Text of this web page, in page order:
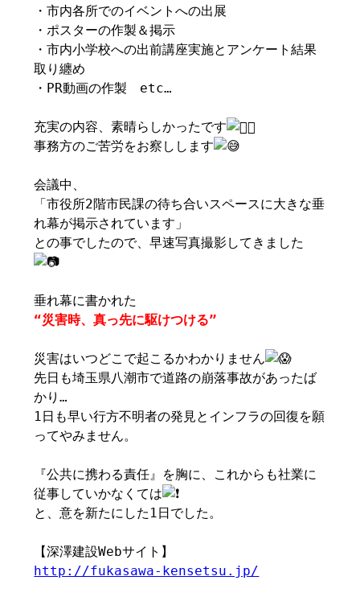
・市内各所でのイベントへの出展
・ポスターの作製＆掲示
・市内小学校への出前講座実施とアンケート結果
取り纏め
・PR動画の作製 etc…
充実の内容、素晴らしかったです
事務方のご苦労をお察しします
会議中、
「市役所2階市民課の待ち合いスペースに大きな垂
れ幕が掲示されています」
との事でしたので、早速写真撮影してきました
垂れ幕に書かれた
“災害時、真っ先に駆けつける”
災害はいつどこで起こるかわかりません
先日も埼玉県八潮市で道路の崩落事故があったば
かり…
1日も早い行方不明者の発見とインフラの回復を願
ってやみません。
『公共に携わる責任』を胸に、これからも社業に
従事していかなくては
と、意を新たにした1日でした。
【深澤建設Webサイト】
http://fukasawa-kensetsu.jp/